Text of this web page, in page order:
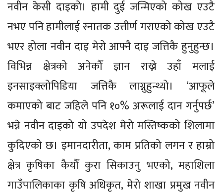
नवीन केसी दाइको। हामी दुई जन्मिएको कोख एउटै
नभए पनि हामीलाई स्नातक उत्तीर्ण गराएको कोख एउटै
भएर होला नवीन दाइ मेरो आफ्नै दाइ जत्तिकै हुनुहुन्छ।
विभिन्न क्षेत्रको अनेकौँ ज्ञान राख्ने उहाँ मलाई
इनसाइक्लोपिडिया जत्तिकै लाग्नुहुन्थ्यो। ‘आफूले
कमाएको बाट जहिले पनि १०% अरूलाई दान गर्नुपर्छ’
भन्ने नवीन दाइको यो उपदेश मेरो मस्तिष्कको शिलामा
कुदिएको छ। इमानदारीता, काम प्रतिको लगन र हाम्रो
क्षेत्र कृषिका कैयौँ कुरा सिकाउनु भएको, महाशिला
गाउँपालिकाका कृषि अधिकृत, मेरो शाखा प्रमुख नवीन